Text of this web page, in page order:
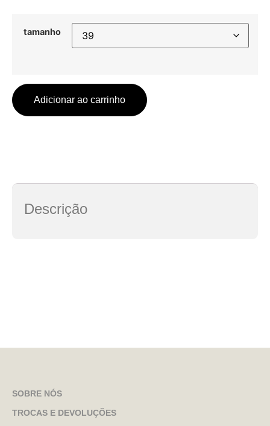
tamanho
Adicionar ao carrinho
Descrição
SOBRE NÓS
TROCAS E DEVOLUÇÕES